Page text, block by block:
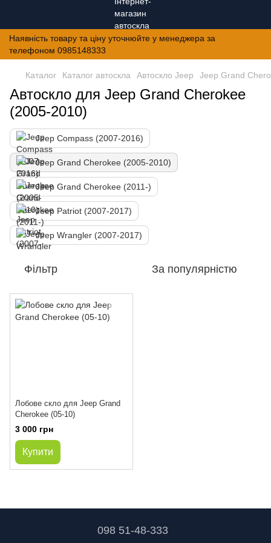
Наявність товару та ціну уточнюйте у менеджера за
телефоном 0985148333
Каталог Каталог автоскла Автоскло Jeep Jeep Grand
Автоскло для Jeep Grand Cherokee
(2005-2010)
Jeep Compass (2007-2016)
Jeep Grand Cherokee (2005-2010)
Jeep Grand Cherokee (2011-)
Jeep Patriot (2007-2017)
Jeep Wrangler (2007-2017)
Фільтр За популярністю
Лобове скло для Jeep Grand
Cherokee (05-10)
3 000 грн
Купити
098 51-48-333